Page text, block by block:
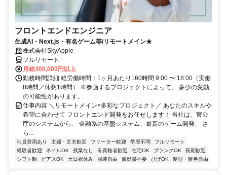
フロントエンドエンジニア
生成AI・Next.js・有名ゲーム等/リモートメイン★
株式会社SkyApple
フルリモート
月給300,000円以上
勤務時間詳細 総労働時間：1ヶ月あたり160時間 9:00 〜 18:00（実働
8時間／休憩1時間） ※参画するプロジェクトによって、 多少の変動
の可能性があります。
仕事内容 ＼リモートメイン×多彩なプロジェクト／ あなたのスキルや
希望に合わせて フロントエンド開発をお任せします！ 当社は、官公
庁のシステムから、 金融系の基盤システム、最新のゲーム開発、 さ
ら...
社員登用あり 主婦・主夫歓迎 フリーター歓迎 学歴不問
フルリモート
経験者歓迎
ネイルOK 残業なし 有資格者歓迎 在宅OK ブランクOK
長期歓迎
シフト制
ピアスOK 土日祝休み 服装自由 履歴書不要 ひげOK 髪型・髪色自由